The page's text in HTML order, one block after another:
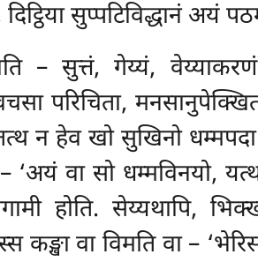
सुप्पटिविद्धानं अयं
– सुत्तं, गेय्यं,
परिचिता, मनसानुपेक्खिता,
न हेव खो सुखिनो
वा सो धम्मविनयो,
होति. सेय्यथापि,
कङ्खा वा विमति वा –